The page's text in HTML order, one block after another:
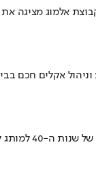
אקלים חכם